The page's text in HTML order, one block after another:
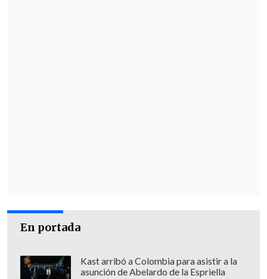
En portada
Kast arribó a Colombia para asistir a la
asunción de Abelardo de la Espriella